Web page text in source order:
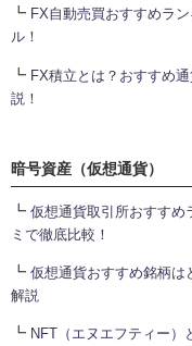
┗ FX自動売買おすすめラ
ル！
┗ FX積立とは？おすすめ
説！
暗号資産（仮想通貨）
┗ 仮想通貨取引所おすすめ
ミで徹底比較！
┗ 仮想通貨おすすめ銘柄は
解説
┗ NFT（エヌエフティー）